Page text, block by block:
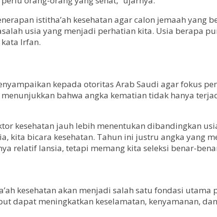
istitha’ah kesehatan agar calon jemaah
usia yang menjadi perhatian kita. Usia berapa
Irfan.
kepada otoritas Arab Saudi agar fokus
bahwa angka kematian tidak hanya
kesehatan jauh lebih menentukan dibandingkan
kita bicara kesehatan. Tahun ini justru angka yang
relatif lansia, tetapi memang kita seleksi benar-
kesehatan akan menjadi salah satu fondasi
dapat meningkatkan keselamatan, kenyamanan,